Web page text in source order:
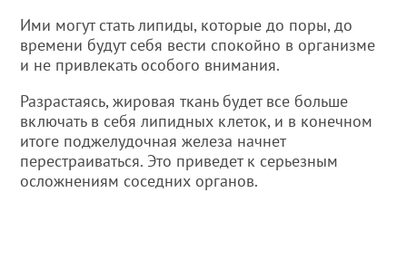
Ими могут стать липиды, которые до поры, до
времени будут себя вести спокойно в организме
и не привлекать особого внимания.
Разрастаясь, жировая ткань будет все больше
включать в себя липидных клеток, и в конечном
итоге поджелудочная железа начнет
перестраиваться. Это приведет к серьезным
осложнениям соседних органов.